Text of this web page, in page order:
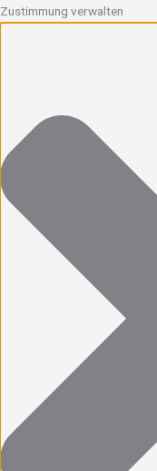
Zustimmung verwalten